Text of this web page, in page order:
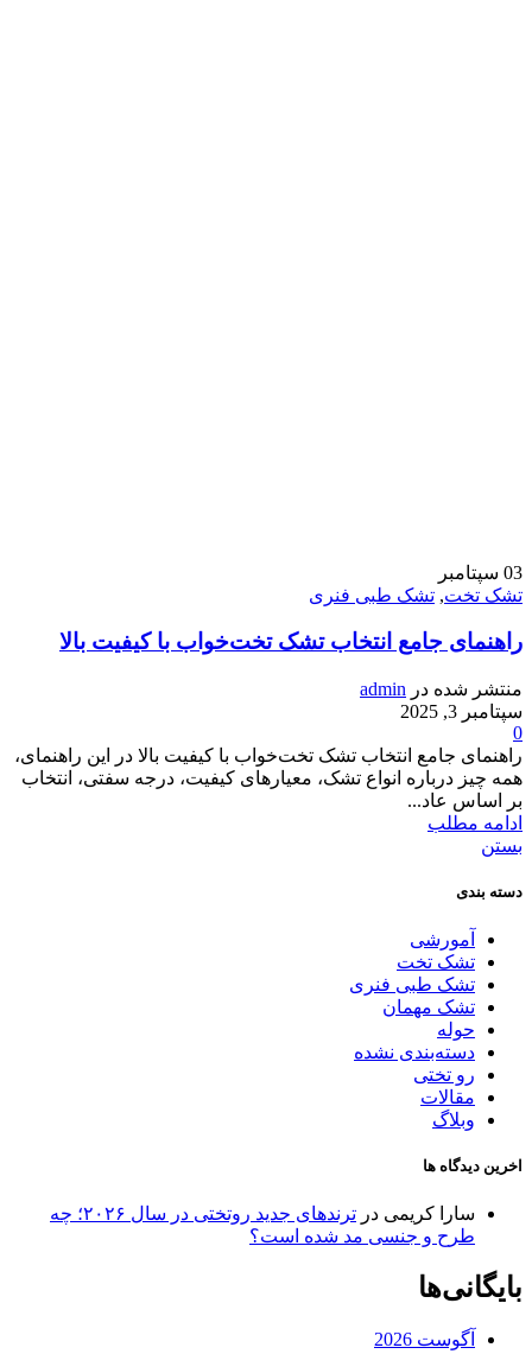
03 سپتامبر
تشک تخت, تشک طبی فنری
راهنمای جامع انتخاب تشک تخت‌خواب با کیفیت بالا
منتشر شده در admin
سپتامبر 3, 2025
0
راهنمای جامع انتخاب تشک تخت‌خواب با کیفیت بالا در این راهنمای،
همه چیز درباره انواع تشک، معیارهای کیفیت، درجه سفتی، انتخاب
بر اساس عاد...
ادامه مطلب
بستن
دسته بندی
آمورشی
تشک تخت
تشک طبی فنری
تشک مهمان
حوله
دسته‌بندی نشده
رو تختی
مقالات
وبلاگ
اخرین دیدگاه ها
سارا کریمی در
ترندهای جدید روتختی در سال ۲۰۲۶؛ چه
طرح و جنسی مد شده است؟
بایگانی‌ها
آگوست 2026